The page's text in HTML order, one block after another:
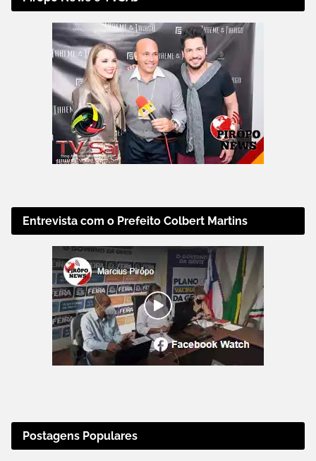
Entrevista com o Prefeito Colbert Martins
Postagens Populares